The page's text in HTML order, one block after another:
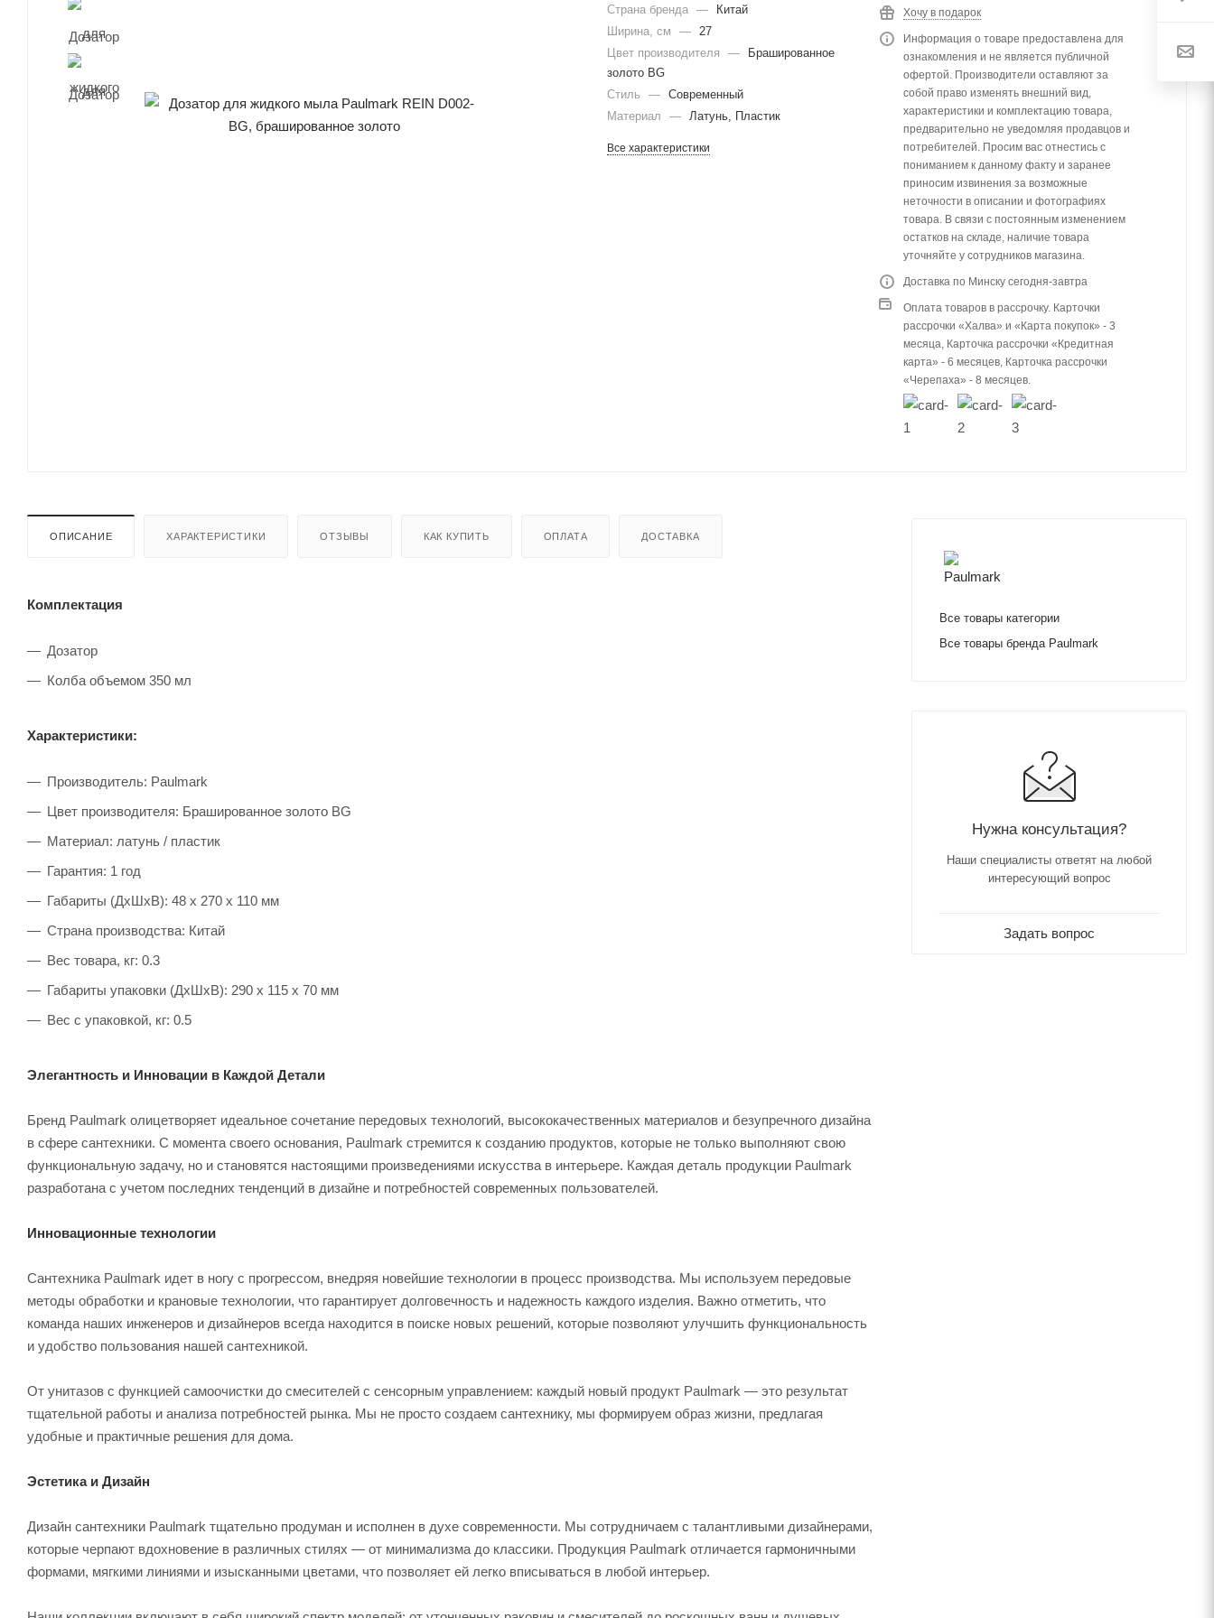
Страна бренда —
Китай
Ширина, см
— 27
Цвет производителя
—
Брашированное
золото BG
Стиль
— Современный
Материал
— Латунь, Пластик
Все характеристики
Хочу в подарок
Информация о товаре предоставлена для
ознакомления и не является публичной
офертой. Производители оставляют за
собой право изменять внешний вид,
характеристики и комплектацию товара,
предварительно не уведомляя продавцов и
потребителей. Просим вас отнестись с
пониманием к данному факту и заранее
приносим извинения за возможные
неточности в описании и фотографиях
товара. В связи с постоянным изменением
остатков на складе, наличие товара
уточняйте у сотрудников магазина.
Доставка по Минску сегодня-завтра
Оплата товаров в рассрочку. Карточки
рассрочки «Халва» и «Карта покупок» - 3
месяца, Карточка рассрочки «Кредитная
карта» - 6 месяцев, Карточка рассрочки
«Черепаха» - 8 месяцев.
ОПИСАНИЕ ХАРАКТЕРИСТИКИ ОТЗЫВЫ КАК КУПИТЬ ОПЛАТА ДОСТАВКА
Комплектация
Дозатор
Колба объемом 350 мл
Характеристики:
Производитель: Paulmark
Цвет производителя: Брашированное золото BG
Материал: латунь / пластик
Гарантия: 1 год
Габариты (ДхШхВ): 48 х 270 х 110 мм
Страна производства: Китай
Вес товара, кг: 0.3
Габариты упаковки (ДхШхВ): 290 х 115 х 70 мм
Вес с упаковкой, кг: 0.5
Элегантность и Инновации в Каждой Детали
Бренд Paulmark олицетворяет идеальное сочетание передовых технологий, высококачественных материалов и безупречного дизайна
в сфере сантехники. С момента своего основания, Paulmark стремится к созданию продуктов, которые не только выполняют свою
функциональную задачу, но и становятся настоящими произведениями искусства в интерьере. Каждая деталь продукции Paulmark
разработана с учетом последних тенденций в дизайне и потребностей современных пользователей.
Инновационные технологии
Сантехника Paulmark идет в ногу с прогрессом, внедряя новейшие технологии в процесс производства. Мы используем передовые
методы обработки и крановые технологии, что гарантирует долговечность и надежность каждого изделия. Важно отметить, что
команда наших инженеров и дизайнеров всегда находится в поиске новых решений, которые позволяют улучшить функциональность
и удобство пользования нашей сантехникой.
От унитазов с функцией самоочистки до смесителей с сенсорным управлением: каждый новый продукт Paulmark — это результат
тщательной работы и анализа потребностей рынка. Мы не просто создаем сантехнику, мы формируем образ жизни, предлагая
удобные и практичные решения для дома.
Эстетика и Дизайн
Дизайн сантехники Paulmark тщательно продуман и исполнен в духе современности. Мы сотрудничаем с талантливыми дизайнерами,
которые черпают вдохновение в различных стилях — от минимализма до классики. Продукция Paulmark отличается гармоничными
формами, мягкими линиями и изысканными цветами, что позволяет ей легко вписываться в любой интерьер.
Все товары категории
Все товары бренда Paulmark
Нужна консультация?
Наши специалисты ответят на любой
интересующий вопрос
Задать вопрос